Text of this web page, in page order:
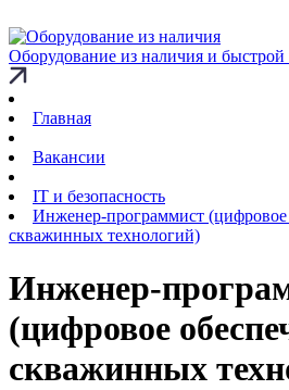
Оборудование из наличия и быстрой
Главная
Вакансии
IT и безопасность
Инженер-программист (цифровое
скважинных технологий)
Инженер-
(цифровое
скважинных